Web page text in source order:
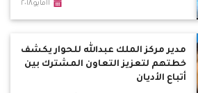
١١مايو٢٠١٨
مدير مركز الملك عبدالله للحوار يكشف
خطتهم لتعزيز التعاون المشترك بين
أتباع الأديان